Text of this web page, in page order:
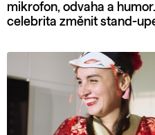
mikrofon, odvaha a
celebrita změnit stand-